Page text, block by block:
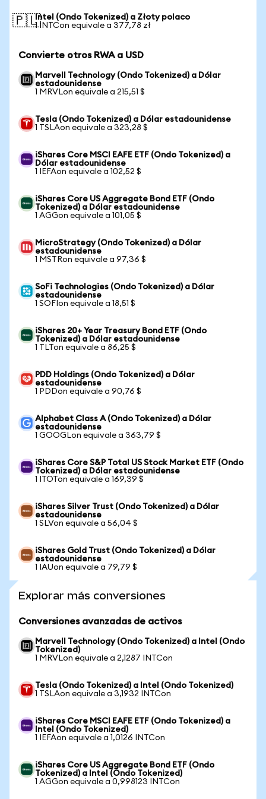
🇵🇱Intel (Ondo Tokenized) a Złoty polaco
1 INTCon equivale a 377,78 zł
Convierte otros RWA a USD
Marvell Technology (Ondo Tokenized) a Dólar
estadounidense
1 MRVLon equivale a 215,51 $
Tesla (Ondo Tokenized) a Dólar estadounidense
1 TSLAon equivale a 323,28 $
iShares Core MSCI EAFE ETF (Ondo Tokenized) a
Dólar estadounidense
1 IEFAon equivale a 102,52 $
iShares Core US Aggregate Bond ETF (Ondo
Tokenized) a Dólar estadounidense
1 AGGon equivale a 101,05 $
MicroStrategy (Ondo Tokenized) a Dólar
estadounidense
1 MSTRon equivale a 97,36 $
SoFi Technologies (Ondo Tokenized) a Dólar
estadounidense
1 SOFIon equivale a 18,51 $
iShares 20+ Year Treasury Bond ETF (Ondo
Tokenized) a Dólar estadounidense
1 TLTon equivale a 86,25 $
PDD Holdings (Ondo Tokenized) a Dólar
estadounidense
1 PDDon equivale a 90,76 $
Alphabet Class A (Ondo Tokenized) a Dólar
estadounidense
1 GOOGLon equivale a 363,79 $
iShares Core S&P Total US Stock Market ETF (Ondo
Tokenized) a Dólar estadounidense
1 ITOTon equivale a 169,39 $
iShares Silver Trust (Ondo Tokenized) a Dólar
estadounidense
1 SLVon equivale a 56,04 $
iShares Gold Trust (Ondo Tokenized) a Dólar
estadounidense
1 IAUon equivale a 79,79 $
Explorar más conversiones
Conversiones avanzadas de activos
Marvell Technology (Ondo Tokenized) a Intel (Ondo
Tokenized)
1 MRVLon equivale a 2,1287 INTCon
Tesla (Ondo Tokenized) a Intel (Ondo Tokenized)
1 TSLAon equivale a 3,1932 INTCon
iShares Core MSCI EAFE ETF (Ondo Tokenized) a
Intel (Ondo Tokenized)
1 IEFAon equivale a 1,0126 INTCon
iShares Core US Aggregate Bond ETF (Ondo
Tokenized) a Intel (Ondo Tokenized)
1 AGGon equivale a 0,998123 INTCon